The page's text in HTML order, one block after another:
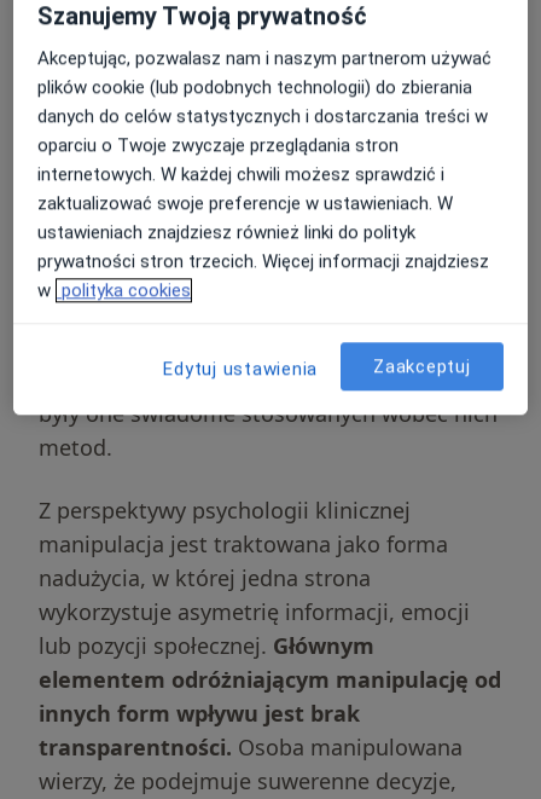
Definicja i znaczenie słowa
Termin „manipulacja” wywodzi się z
łacińskiego słowamanipulatio, co pierwotnie
oznaczało operowanie czymś za pomocą rąk.
W kontekście psychologicznym i społecznym
pojęcie to ewoluowało, przyjmując znaczenie
instrumentalnego traktowania drugiego
człowieka. Słownikowe definicje wskazują,
że manipulacja to forma wywierania wpływu
na osoby lub grupy w taki sposób, by nie
były one świadome stosowanych wobec nich
metod.
Z perspektywy psychologii klinicznej
manipulacja jest traktowana jako forma
nadużycia, w której jedna strona
wykorzystuje asymetrię informacji, emocji
lub pozycji społecznej. Głównym
elementem odróżniającym manipulację od
innych form wpływu jest brak
transparentności. Osoba manipulowana
wierzy, że podejmuje suwerenne decyzje,
Szanujemy Twoją prywatność
Akceptując, pozwalasz nam i naszym partnerom używać
plików cookie (lub podobnych technologii) do zbierania
danych do celów statystycznych i dostarczania treści w
oparciu o Twoje zwyczaje przeglądania stron
internetowych. W każdej chwili możesz sprawdzić i
zaktualizować swoje preferencje w ustawieniach. W
ustawieniach znajdziesz również linki do polityk
prywatności stron trzecich. Więcej informacji znajdziesz
w polityka cookies
Edytuj ustawienia Zaakceptuj